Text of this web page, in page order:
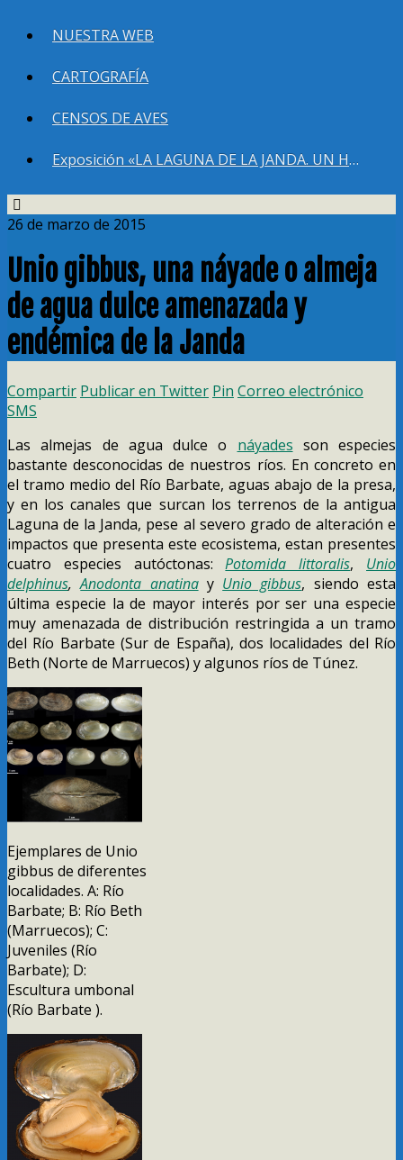
NUESTRA WEB
CARTOGRAFÍA
CENSOS DE AVES
Exposición «LA LAGUNA DE LA JANDA. UN HUMEDAL QUE DEBEMOS RECUPERAR»
26 de marzo de 2015
Unio gibbus, una náyade o almeja
de agua dulce amenazada y
endémica de la Janda
Compartir Publicar en Twitter Pin Correo electrónico
SMS
Las almejas de agua dulce o náyades son especies
bastante desconocidas de nuestros ríos. En concreto en
el tramo medio del Río Barbate, aguas abajo de la presa,
y en los canales que surcan los terrenos de la antigua
Laguna de la Janda, pese al severo grado de alteración e
impactos que presenta este ecosistema, estan presentes
cuatro especies autóctonas:Potomida littoralis, Unio
delphinus, Anodonta anatina y Unio gibbus, siendo esta
última especie la de mayor interés por ser una especie
muy amenazada de distribución restringida a un tramo
del Río Barbate (Sur de España), dos localidades del Río
Beth (Norte de Marruecos) y algunos ríos de Túnez.
Ejemplares de Unio
gibbus de diferentes
localidades. A: Río
Barbate; B: Río Beth
(Marruecos); C:
Juveniles (Río
Barbate); D:
Escultura umbonal
(Río Barbate ).